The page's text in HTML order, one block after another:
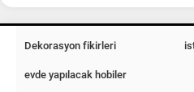
Dekorasyon fikirleri
evde yapılacak hobiler